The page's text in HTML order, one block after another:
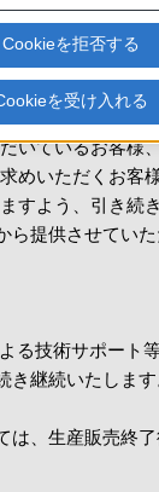
ただきまして、
業の変革につい
いているお客様
めいただくお客
すよう、引き続
ら提供させてい
る技術サポート
き継続いたします
は、生産販売終
Cookieを拒否する
を受け入れる